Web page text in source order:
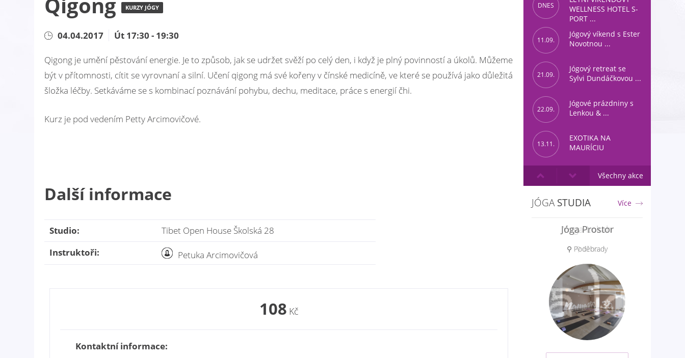
KURZY JÓGY
04.04.2017 Út 17:30 - 19:30
Qigong je umění pěstování energie. Je to způsob, jak se udržet svěží po celý den, i když je plný povinností a úkolů. Můžeme
být v přítomnosti, cítit se vyrovnaní a silní. Učení qigong má své kořeny v čínské medicíně, ve které se používá jako důležitá
šložka léčby. Setkáváme se s kombinací poznávání pohybu, dechu, meditace, práce s energií čhi.
Kurz je pod vedením Petty Arcimovičové.
Další informace
Studio:
Tibet Open House Školská 28
Instruktoři:
Petuka Arcimovičová
108 Kč
Kontaktní informace:
DNES
WELLNESS HOTEL S-
PORT ...
11.09.
Jógový víkend s Ester
Novotnou ...
21.09.
Jógový retreat se
Sylvi Dundáčkovou ...
22.09.
Jógové prázdniny s
Lenkou & ...
13.11.
EXOTIKA NA
MAURÍCIU
Všechny akce
JÓGASTUDIA Více
Yoga Lokah
⚲ Brno